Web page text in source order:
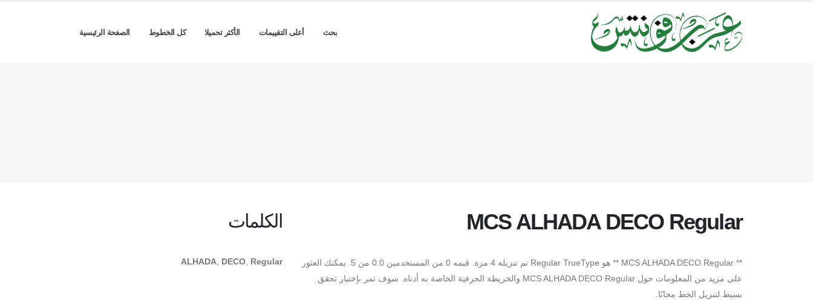
بحث أعلى التقييمات الأكثر تحميلا كل الخطوط الصفحة الرئيسية
MCS ALHADA DECO Regular
** MCS ALHADA DECO Regular ** هو Regular TrueType تم تنزيله 4 مرة. قيمه 0 من المستخدمين 0.0 من 5. يمكنك العثور
على مزيد من المعلومات حول MCS ALHADA DECO Regular والخريطة الحرفية الخاصة به أدناه. سوف تمر بإختبار تحقق
بسيط لتنزيل الخط مجانًا.
الكلمات
ALHADA DECO Regular